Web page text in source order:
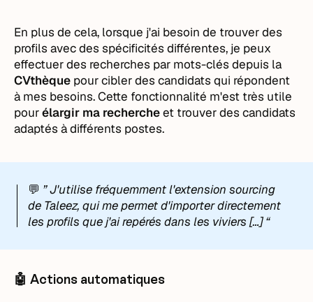
En plus de cela, lorsque j'ai besoin de trouver des
profils avec des spécificités différentes, je peux
effectuer des recherches par mots-clés depuis la
CVthèque pour cibler des candidats qui répondent
à mes besoins. Cette fonctionnalité m'est très utile
pourélargir ma rechercheet trouver des candidats
adaptés à différents postes.
💬 ” J'utilise fréquemment l'extension sourcing
de Taleez, qui me permet d'importer directement
les profils que j'ai repérés dans les viviers […] “
🤖 Actions automatiques